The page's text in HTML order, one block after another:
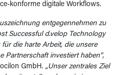
konforme digitale Workflows.
entgegennehmen zu
Successful d.velop Technology
die harte Arbeit, die unsere
Partnerschaft investiert haben“,
GmbH. „Unser zentrales Ziel